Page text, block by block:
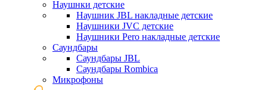
Наушнки детские
Наушник JBL накладные детские
Наушники JVC детские
Наушники Pero накладные детские
Саундбары
Саундбары JBL
Саундбары Rombica
Микрофоны